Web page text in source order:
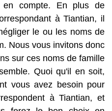
compte. En plus de
à Tiantian, il
le ou les noms de
Nous vous invitons donc
sur ces noms de famille
Quoi qu'il en soit,
vous avez besoin pour
à Tiantian, et